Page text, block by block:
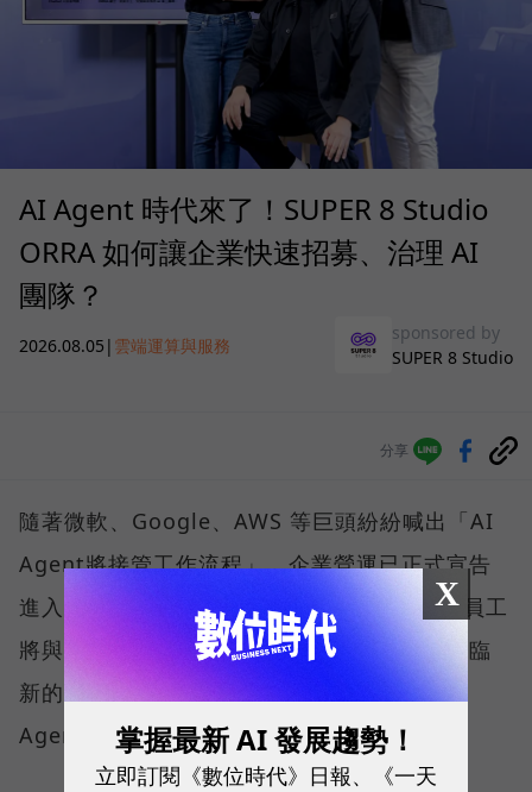
AI Agent 時代來了！SUPER 8 Studio
ORRA 如何讓企業快速招募、治理 AI
團隊？
2026.08.05 | 雲端運算與服務
sponsored by
SUPER 8 Studio
分享
隨著微軟、Google、AWS 等巨頭紛紛喊出「AI
Agent將接管工作流程」，企業營運已正式宣告
進入 AI 代理人時代。在可預見的未來，真人員工
將與大量 AI Agent 協同工作，而企業也將面臨
新的挑戰—如何規模化部署與管理這些 AI
Agent。
X
掌握最新 AI 發展趨勢！
立即訂閱《數位時代》日報、《一天